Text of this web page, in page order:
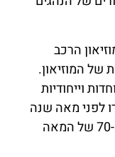
הרכב
של המוזיאון.
וייחודיות
לפני מאה שנה
ועד למכוניות שנוצרו בשנות ה-60 וה-70 של המאה